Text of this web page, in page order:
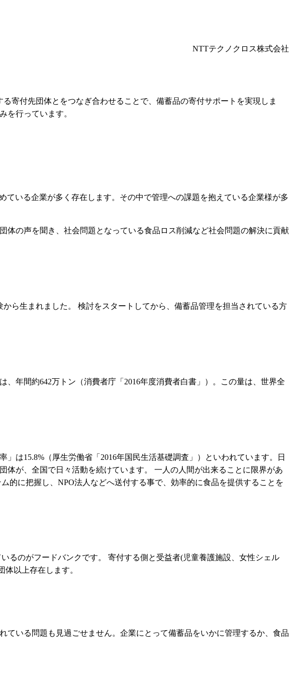
NTTテクノクロス株式会社
寄付先団体とをつなぎ合わせることで、備蓄品の寄付サポートを実現しま
を行っています。
いる企業が多く存在します。その中で管理への課題を抱えている企業様が多
の声を聞き、社会問題となっている食品ロス削減など社会問題の解決に貢献
ら生まれました。 検討をスタートしてから、備蓄品管理を担当されている方
年間約642万トン（消費者庁「2016年度消費者白書」）。この量は、世界全
は15.8%（厚生労働省「2016年国民生活基礎調査」）といわれています。日
が、全国で日々活動を続けています。 一人の人間が出来ることに限界があ
的に把握し、NPO法人などへ送付する事で、効率的に食品を提供することを
るのがフードバンクです。 寄付する側と受益者(児童養護施設、女性シェル
以上存在します。
いる問題も見過ごせません。企業にとって備蓄品をいかに管理するか、食品